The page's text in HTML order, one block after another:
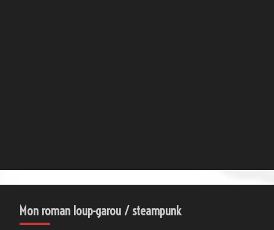
Mon roman loup-garou / steampunk